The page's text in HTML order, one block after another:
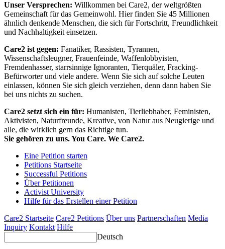
Unser Versprechen: Willkommen bei Care2, der weltgrößten
Gemeinschaft für das Gemeinwohl. Hier finden Sie 45 Millionen
ähnlich denkende Menschen, die sich für Fortschritt, Freundlichkeit
und Nachhaltigkeit einsetzen.
Care2 ist gegen: Fanatiker, Rassisten, Tyrannen,
Wissenschaftsleugner, Frauenfeinde, Waffenlobbyisten,
Fremdenhasser, starrsinnige Ignoranten, Tierquäler, Fracking-
Befürworter und viele andere. Wenn Sie sich auf solche Leuten
einlassen, können Sie sich gleich verziehen, denn dann haben Sie
bei uns nichts zu suchen.
Care2 setzt sich ein für: Humanisten, Tierliebhaber, Feministen,
Aktivisten, Naturfreunde, Kreative, von Natur aus Neugierige und
alle, die wirklich gern das Richtige tun.
Sie gehören zu uns. You Care. We Care2.
Eine Petition starten
Petitions Startseite
Successful Petitions
Über Petitionen
Activist University
Hilfe für das Erstellen einer Petition
Care2 Startseite Care2 Petitions Über uns Partnerschaften Media
Inquiry Kontakt Hilfe
Deutsch